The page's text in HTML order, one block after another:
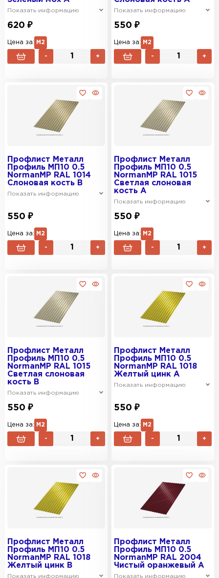
Показать информацию
620 ₽
Цена за: М2
- +
Показать информацию
550 ₽
Цена за: М2
- +
Профлист Металл
Профиль МП10 0.5
NormanMP RAL 1014
Слоновая кость B
Показать информацию
550 ₽
Цена за: М2
- +
Профлист Металл
Профиль МП10 0.5
NormanMP RAL 1015
Светлая слоновая
кость A
Показать информацию
550 ₽
Цена за: М2
- +
Профлист Металл
Профиль МП10 0.5
NormanMP RAL 1015
Светлая слоновая
кость B
Показать информацию
550 ₽
Цена за: М2
- +
Профлист Металл
Профиль МП10 0.5
NormanMP RAL 1018
Желтый цинк A
Показать информацию
550 ₽
Цена за: М2
- +
Профлист Металл
Профиль МП10 0.5
NormanMP RAL 1018
Желтый цинк B
Показать информацию
Профлист Металл
Профиль МП10 0.5
NormanMP RAL 2004
Чистый оранжевый A
Показать информацию